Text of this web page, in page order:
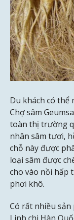
Du khách có thể
Chợ sâm
toàn thị trường
nhân sâm tươi,
chỗ này được
loại sâm được
cho vào nồi hấp
phơi khô.
Có rất nhiều sản